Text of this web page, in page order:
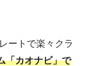
ートで楽々クラ
「カオナビ」で